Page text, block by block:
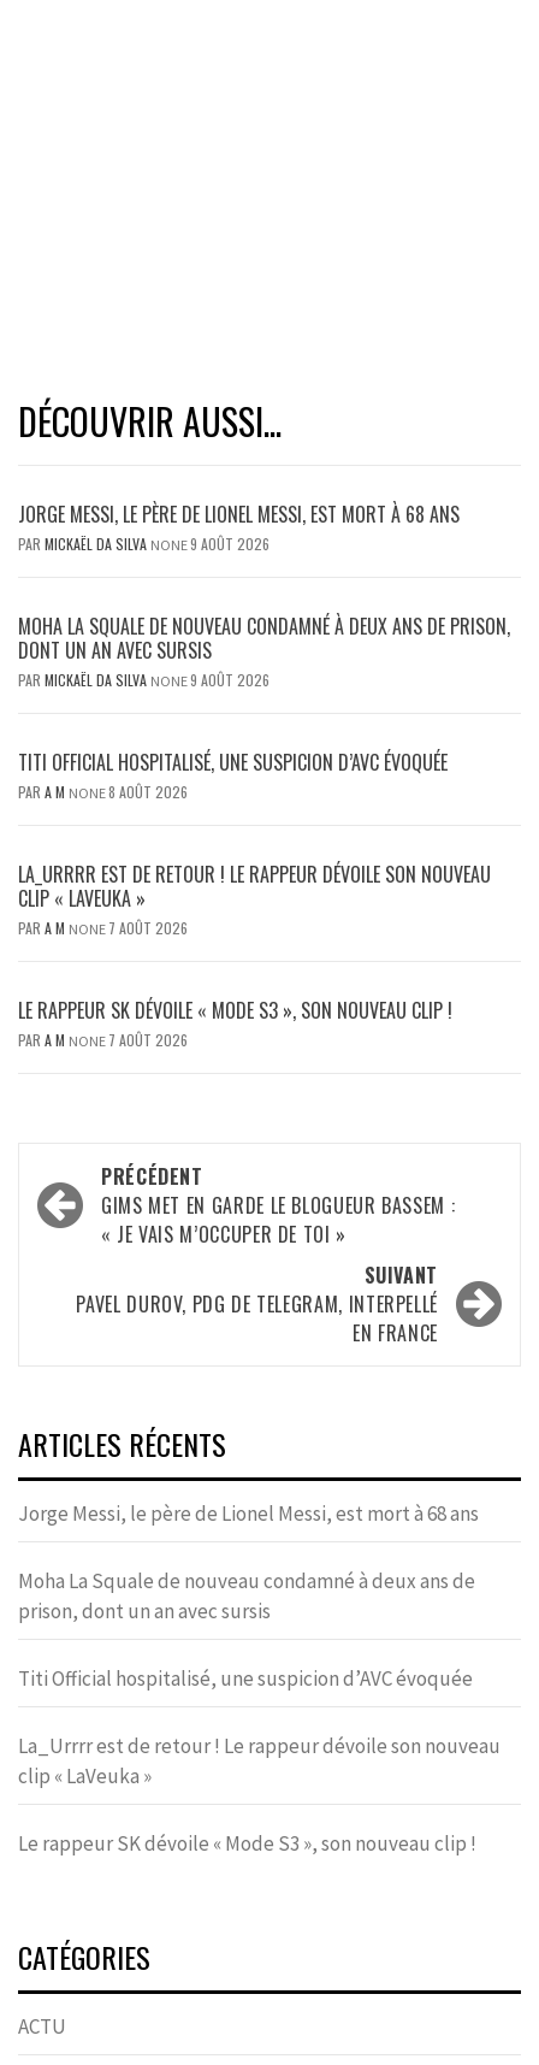
DÉCOUVRIR AUSSI...
JORGE MESSI, LE PÈRE DE LIONEL MESSI, EST MORT À 68 ANS
PAR MICKAËL DA SILVA NONE9 AOÛT 2026
MOHA LA SQUALE DE NOUVEAU CONDAMNÉ À DEUX ANS DE PRISON,
DONT UN AN AVEC SURSIS
PAR MICKAËL DA SILVA NONE9 AOÛT 2026
TITI OFFICIAL HOSPITALISÉ, UNE SUSPICION D’AVC ÉVOQUÉE
PAR A M NONE8 AOÛT 2026
LA_URRRR EST DE RETOUR ! LE RAPPEUR DÉVOILE SON NOUVEAU
CLIP « LAVEUKA »
PAR A M NONE 7 AOÛT 2026
LE RAPPEUR SK DÉVOILE « MODE S3 », SON NOUVEAU CLIP !
PAR A M NONE 7 AOÛT 2026
Navigation
d’article
PRÉCÉDENT
GIMS MET EN GARDE LE BLOGUEUR BASSEM :
« JE VAIS M’OCCUPER DE TOI »
SUIVANT
PAVEL DUROV, PDG DE TELEGRAM, INTERPELLÉ
EN FRANCE
ARTICLES RÉCENTS
Jorge Messi, le père de Lionel Messi, est mort à 68 ans
Moha La Squale de nouveau condamné à deux ans de
prison, dont un an avec sursis
Titi Official hospitalisé, une suspicion d’AVC évoquée
La_Urrrr est de retour ! Le rappeur dévoile son nouveau
clip « LaVeuka »
Le rappeur SK dévoile « Mode S3 », son nouveau clip !
CATÉGORIES
ACTU